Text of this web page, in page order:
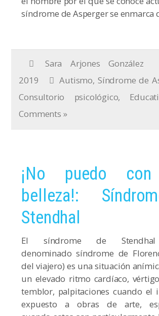
síndrome de Asperger se enmarca
Sara Arjones González
2019
Autismo, Síndrome de
Consultorio psicológico,
Comments »
¡No puedo
belleza!:
Stendhal
El síndrome de Stendhal
denominado síndrome de
del viajero) es una situación
un elevado ritmo cardíaco,
temblor, palpitaciones cuando el
expuesto a obras de arte,